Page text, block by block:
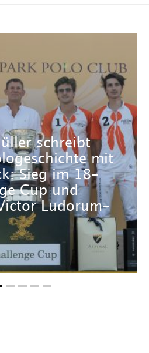
schreibt
mit
Sieg im 18-
Cup und
Ludorum-